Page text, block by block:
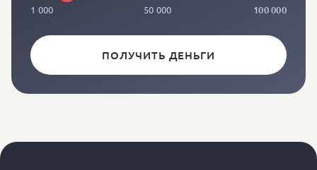
1 000 50 000 100 000
ПОЛУЧИТЬ ДЕНЬГИ